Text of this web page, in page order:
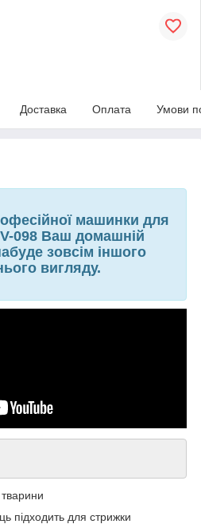
Доставка Оплата Умови
машинки для
098 Ваш домашній
зовсім іншого
вигляду.
підходить для стрижки